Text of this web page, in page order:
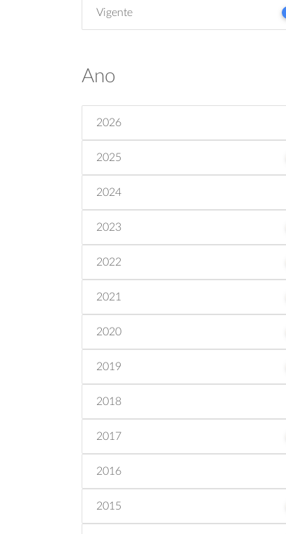
Vigente
Ano
2026
2025
2024
2023
2022
2021
2020
2019
2018
2017
2016
2015